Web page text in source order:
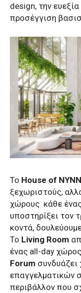
design, την
προσέγγιση
Το House of NYNN
ξεχωριστούς,
χώρους κάθε
υποστηρίξει τον
κοντά,
Το Living Room
ένας all-day
Forum
επαγγελματικών
περιβάλλον που